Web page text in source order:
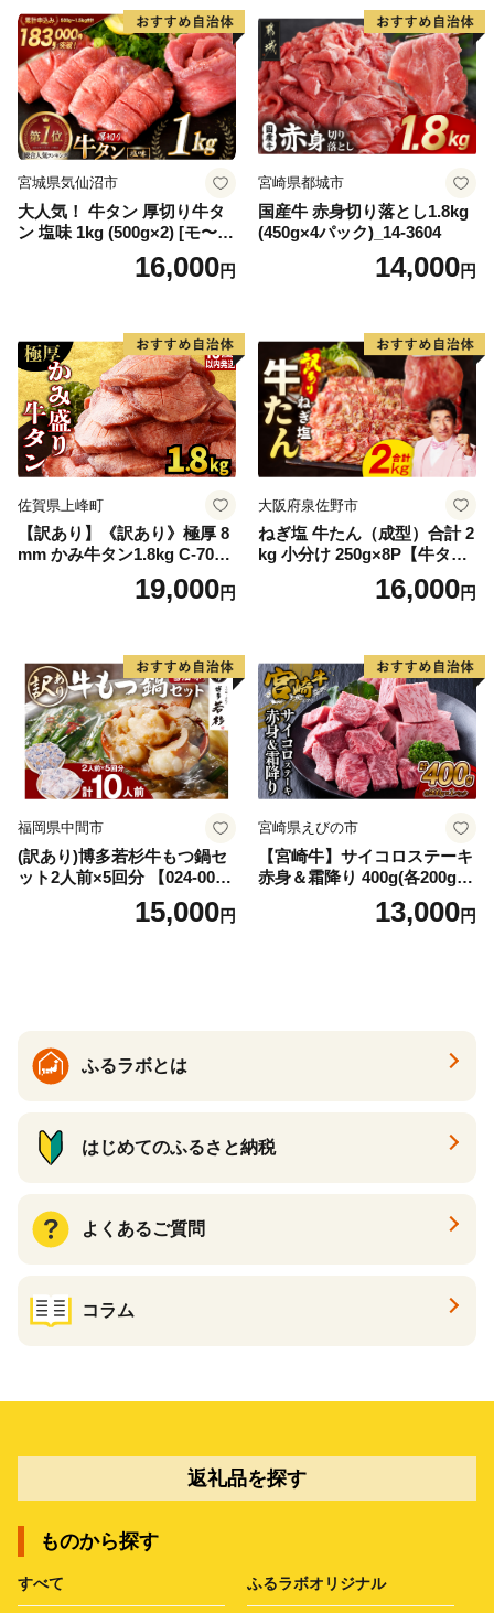
宮城県気仙沼市
大人気！ 牛タン 厚切り牛タ
ン 塩味 1kg (500g×2) [モ〜ラ
ンド 宮城県 気仙沼市 205646
60] 肉 牛肉 精肉 牛たん 牛タ
厚切り タン
16,000円
宮崎県都城市
国産牛 赤身切り落とし1.8kg
(450g×4パック)_14-3604
14,000円
佐賀県上峰町
【訳あり】《訳あり》極厚 8
mm かみ牛タン1.8kg C-709-
19,000円
大阪府泉佐野市
ねぎ塩 牛たん（成型）合計 2
kg 小分け 250g×8P【牛タン
牛肉 焼肉用 薄切り 訳あり サ
16,000円
福岡県中間市
(訳あり)博多若杉牛もつ鍋セ
ット2人前×5回分 【024-002
15,000円
宮崎県えびの市
【宮崎牛】サイコロステーキ
赤身＆霜降り 400g(各200g×
１P 計2P) 真空パック 冷凍
13,000円
ふるラボとは
はじめてのふるさと納税
よくあるご質問
コラム
返礼品を探す
ものから探す
すべて ふるラボオリジナル